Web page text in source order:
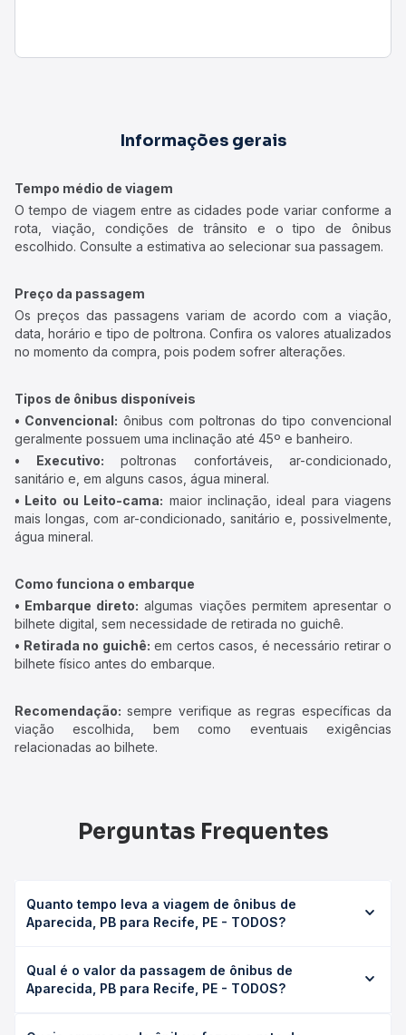
Informações gerais
Tempo médio de viagem
O tempo de viagem entre as cidades pode variar conforme a
rota, viação, condições de trânsito e o tipo de ônibus
escolhido. Consulte a estimativa ao selecionar sua passagem.
Preço da passagem
Os preços das passagens variam de acordo com a viação,
data, horário e tipo de poltrona. Confira os valores atualizados
no momento da compra, pois podem sofrer alterações.
Tipos de ônibus disponíveis
• Convencional: ônibus com poltronas do tipo convencional
geralmente possuem uma inclinação até 45º e banheiro.
• Executivo: poltronas confortáveis, ar-condicionado,
sanitário e, em alguns casos, água mineral.
• Leito ou Leito-cama: maior inclinação, ideal para viagens
mais longas, com ar-condicionado, sanitário e, possivelmente,
água mineral.
Como funciona o embarque
• Embarque direto: algumas viações permitem apresentar o
bilhete digital, sem necessidade de retirada no guichê.
• Retirada no guichê: em certos casos, é necessário retirar o
bilhete físico antes do embarque.
Recomendação: sempre verifique as regras específicas da
viação escolhida, bem como eventuais exigências
relacionadas ao bilhete.
Perguntas Frequentes
Quanto tempo leva a viagem de ônibus de
Aparecida, PB para Recife, PE - TODOS?
TODOS leva em média 0 horas, podendo variar conforme
a viação, o tipo de serviço (convencional, executivo ou
Qual é o valor da passagem de ônibus de
Aparecida, PB para Recife, PE - TODOS?